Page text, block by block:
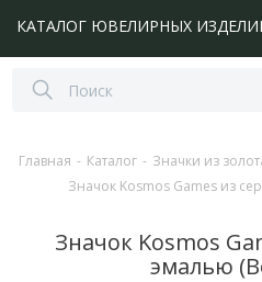
КАТАЛОГ ЮВЕЛИРНЫХ
Главная - Каталог - Значки из
Значок Kosmos Games из
Значок Kosmos
эмалью